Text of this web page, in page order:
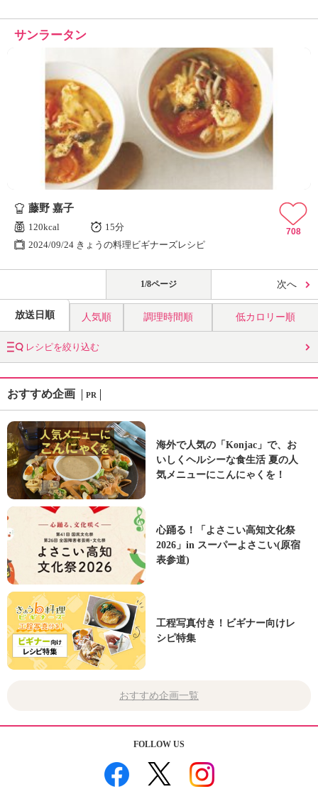
サンラータン
藤野 嘉子
120kcal
15分
2024/09/24 きょうの料理ビギナーズレシピ
708
1/8ページ 次へ
放送日順 人気順 調理時間順 低カロリー順
レシピを絞り込む
おすすめ企画 PR
海外で人気の「Konjac」で、お
いしくヘルシーな食生活 夏の人
気メニューにこんにゃくを！
心踊る！「よさこい高知文化祭
2026」in スーパーよさこい(原宿
表参道)
工程写真付き！ビギナー向けレ
シピ特集
おすすめ企画一覧
FOLLOW US